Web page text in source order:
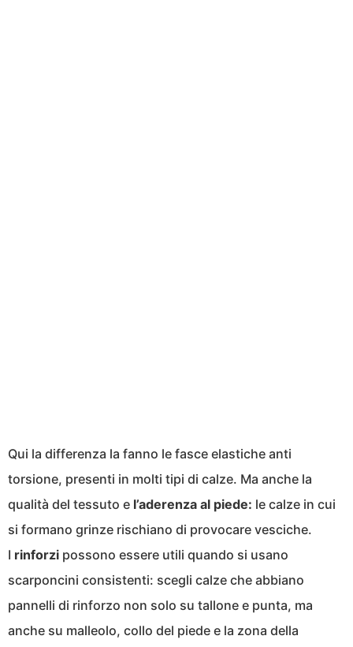
Qui la differenza la fanno le fasce elastiche anti
torsione, presenti in molti tipi di calze. Ma anche la
qualità del tessuto e l’aderenza al piede: le calze in cui
si formano grinze rischiano di provocare vesciche.
I rinforzi possono essere utili quando si usano
scarponcini consistenti: scegli calze che abbiano
pannelli di rinforzo non solo su tallone e punta, ma
anche su malleolo, collo del piede e la zona della